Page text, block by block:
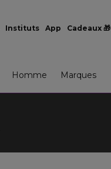
Instituts App Cadeaux 🎁
Homme Marques